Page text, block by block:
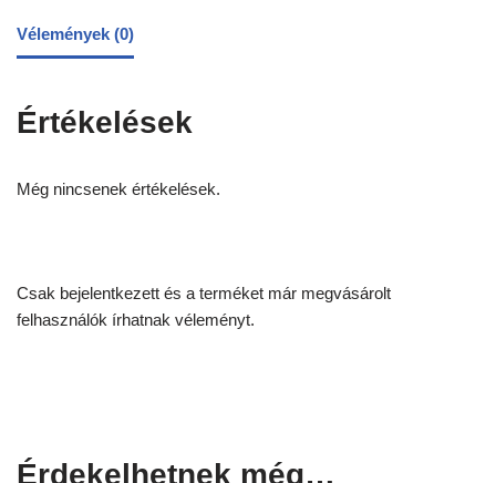
Vélemények (0)
Értékelések
Még nincsenek értékelések.
Csak bejelentkezett és a terméket már megvásárolt
felhasználók írhatnak véleményt.
Érdekelhetnek még…